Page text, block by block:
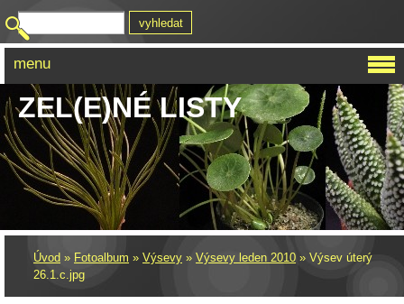
ZEL(E)NÉ LISTY
Úvod » Fotoalbum » Výsevy » Výsevy leden 2010 » Výsev úterý
26.1.c.jpg
menu